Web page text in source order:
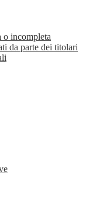
o incompleta
da parte dei titolari